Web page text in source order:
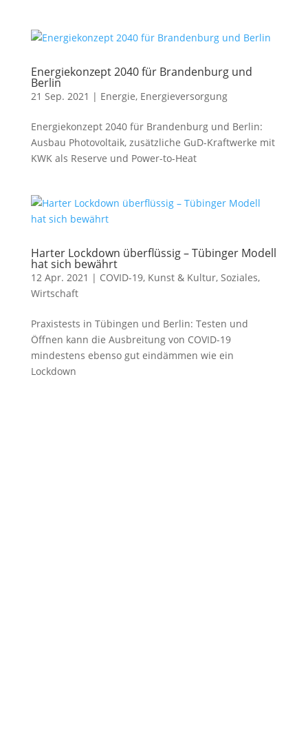
Energiekonzept 2040 für Brandenburg und
Berlin
21 Sep. 2021 | Energie, Energieversorgung
Energiekonzept 2040 für Brandenburg und Berlin:
Ausbau Photovoltaik, zusätzliche GuD-Kraftwerke mit
KWK als Reserve und Power-to-Heat
Harter Lockdown überflüssig – Tübinger Modell
hat sich bewährt
12 Apr. 2021 | COVID-19, Kunst & Kultur, Soziales,
Wirtschaft
Praxistests in Tübingen und Berlin: Testen und
Öffnen kann die Ausbreitung von COVID-19
mindestens ebenso gut eindämmen wie ein
Lockdown